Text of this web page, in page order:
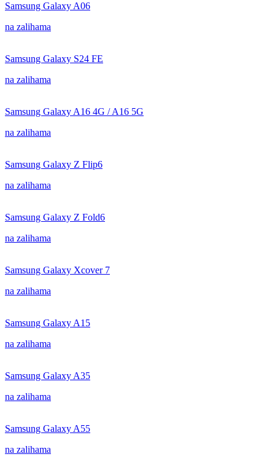
Samsung Galaxy A06
na zalihama
Samsung Galaxy S24 FE
na zalihama
Samsung Galaxy A16 4G / A16 5G
na zalihama
Samsung Galaxy Z Flip6
na zalihama
Samsung Galaxy Z Fold6
na zalihama
Samsung Galaxy Xcover 7
na zalihama
Samsung Galaxy A15
na zalihama
Samsung Galaxy A35
na zalihama
Samsung Galaxy A55
na zalihama